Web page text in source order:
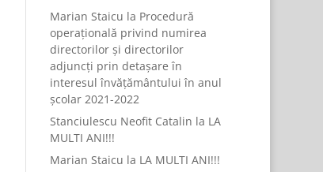
Marian Staicu la Procedură
operațională privind numirea
directorilor și directorilor
adjuncți prin detașare în
interesul învățământului în anul
școlar 2021-2022
Stanciulescu Neofit Catalin la LA
MULTI ANI!!!
Marian Staicu la LA MULTI ANI!!!